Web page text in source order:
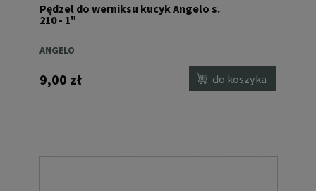
Pędzel do werniksu kucyk Angelo s.
210 - 1"
ANGELO
9,00 zł do koszyka